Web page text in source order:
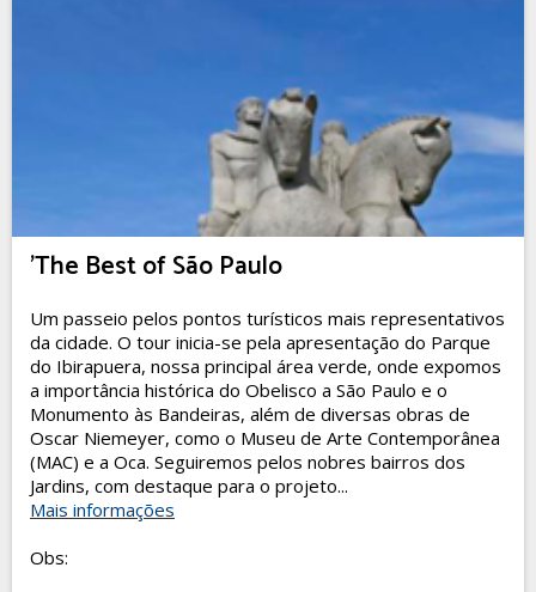
'The Best of São Paulo
Um passeio pelos pontos turísticos mais representativos
da cidade. O tour inicia-se pela apresentação do Parque
do Ibirapuera, nossa principal área verde, onde expomos
a importância histórica do Obelisco a São Paulo e o
Monumento às Bandeiras, além de diversas obras de
Oscar Niemeyer, como o Museu de Arte Contemporânea
(MAC) e a Oca. Seguiremos pelos nobres bairros dos
Jardins, com destaque para o projeto...
Mais informações
Obs: